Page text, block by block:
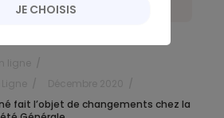
fait l’objet de changements chez la
JE CHOISIS